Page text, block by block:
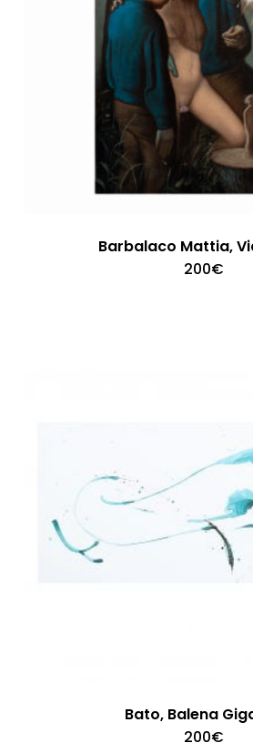
Barbalaco Mattia,
200€
Bato, Balena
200€